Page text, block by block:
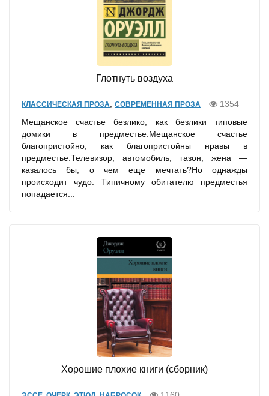
Глотнуть воздуха
КЛАССИЧЕСКАЯ ПРОЗА СОВРЕМЕННАЯ ПРОЗА
1354
Мещанское счастье безлико, как безлики типовые
домики в предместье.Мещанское счастье
благопристойно, как благопристойны нравы в
предместье.Телевизор, автомобиль, газон, жена —
казалось бы, о чем еще мечтать?Но однажды
происходит чудо. Типичному обитателю предместья
попадается...
Хорошие плохие книги (сборник)